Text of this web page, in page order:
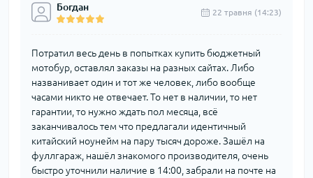
Богдан 22 травня (14:23)
Потратил весь день в попытках купить бюджетный
мотобур, оставлял заказы на разных сайтах. Либо
названивает один и тот же человек, либо вообще
часами никто не отвечает. То нет в наличии, то нет
гарантии, то нужно ждать пол месяца, всё
заканчивалось тем что предлагали идентичный
китайский ноунейм на пару тысяч дороже. Зашёл на
фуллгараж, нашёл знакомого производителя, очень
быстро уточнили наличие в 14:00, забрали на почте на